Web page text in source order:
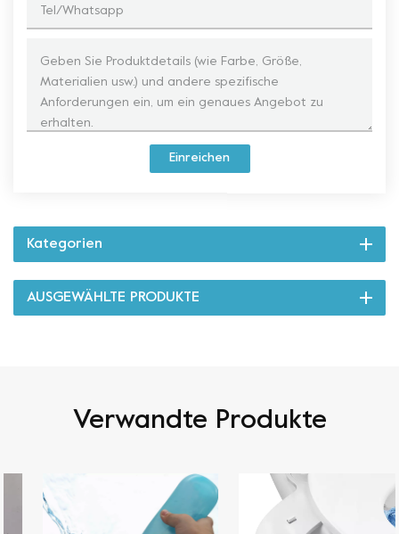
Einreichen
Kategorien
AUSGEWÄHLTE PRODUKTE
Verwandte Produkte